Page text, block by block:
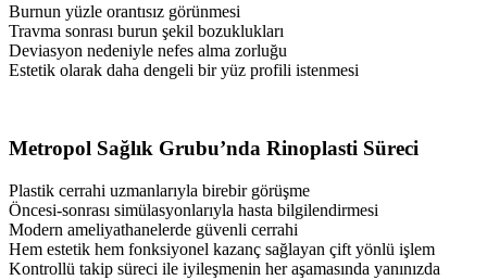
Burnun yüzle orantısız görünmesi
Travma sonrası burun şekil bozuklukları
Deviasyon nedeniyle nefes alma zorluğu
Estetik olarak daha dengeli bir yüz profili istenmesi
Metropol Sağlık Grubu’nda Rinoplasti Süreci
Plastik cerrahi uzmanlarıyla birebir görüşme
Öncesi-sonrası simülasyonlarıyla hasta bilgilendirmesi
Modern ameliyathanelerde güvenli cerrahi
Hem estetik hem fonksiyonel kazanç sağlayan çift yönlü işlem
Kontrollü takip süreci ile iyileşmenin her aşamasında yanınızda